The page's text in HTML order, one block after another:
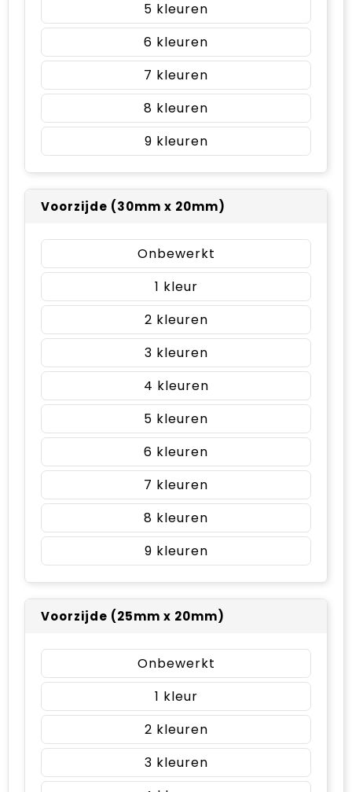
5
6
7
8
9
Voorzijde (30mm x 20mm)
Onbewerkt
1
2
3
4
5
6
7
8
9
Voorzijde (25mm x 20mm)
Onbewerkt
1
2
3